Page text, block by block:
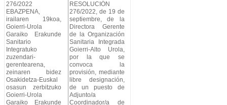
276/2022
EBAZPENA,
irailaren 19koa,
Goierri-Urola
Garaiko Erakunde
Sanitario
Integratuko
zuzendari-
gerentearena,
zeinaren bidez
Osakidetza-Euskal
osasun zerbitzuko
Goierri-Urola
Garaiko Erakunde
RESOLUCIÓN
276/2022, de 19 de
septiembre, de la
Directora Gerente
de la Organización
Sanitaria Integrada
Goierri-Alto Urola,
por la que se
convoca la
provisión, mediante
libre designación,
de un puesto de
Adjunto/a
Coordinador/a de